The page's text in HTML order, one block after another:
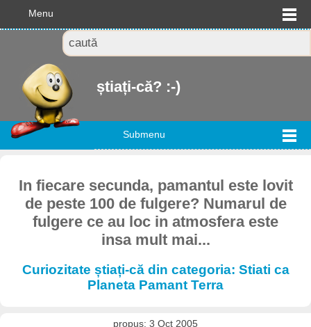
Menu
știați-că? :-)
Submenu
In fiecare secunda, pamantul este lovit
de peste 100 de fulgere? Numarul de
fulgere ce au loc in atmosfera este
insa mult mai...
Curiozitate știați-că din categoria: Stiati ca
Planeta Pamant Terra
propus: 3 Oct 2005